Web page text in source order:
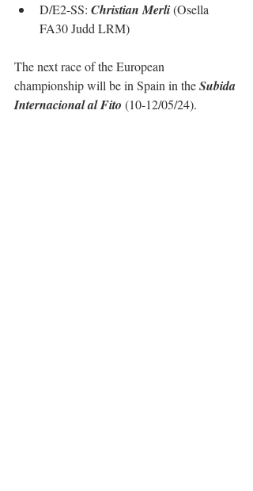
D/E2-SS: Christian Merli (Osella
FA30 Judd LRM)
The next race of the European
championship will be in Spain in the Subida
Internacional al Fito (10-12/05/24).